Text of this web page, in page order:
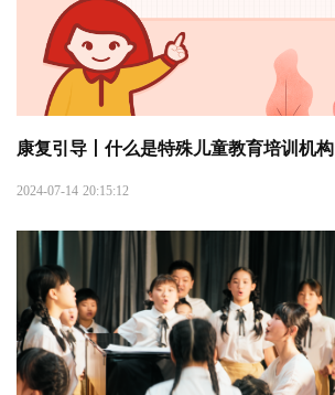
康复引导丨什么是特殊儿童教育培训机构
2024-07-14 20:15:12